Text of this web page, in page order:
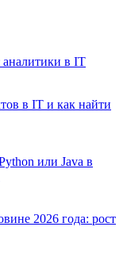
аналитики в IT
в IT и как найти
или Java в
2026 года: рост